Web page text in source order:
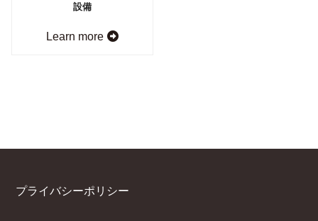
設備
Learn more
プライバシーポリシー